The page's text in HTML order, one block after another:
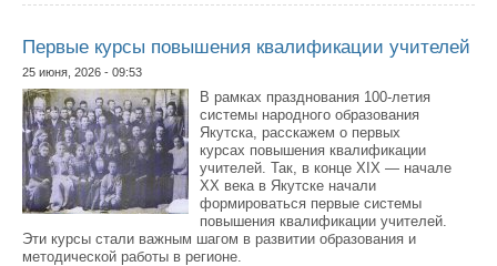
физике на 100 баллов
Первые курсы повышения квалификации учителей
25 июня, 2026 - 09:53
В рамках празднования 100-летия
системы народного образования
Якутска, расскажем о первых
курсах повышения квалификации
учителей. Так, в конце XIX — начале
XX века в Якутске начали
формироваться первые системы
повышения квалификации учителей.
Эти курсы стали важным шагом в развитии образования и
методической работы в регионе.